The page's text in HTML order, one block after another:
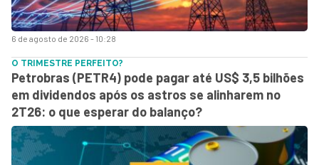
6 de agosto de 2026 - 10:28
O TRIMESTRE PERFEITO?
Petrobras (PETR4) pode pagar até US$ 3,5 bilhões
em dividendos após os astros se alinharem no
2T26: o que esperar do balanço?